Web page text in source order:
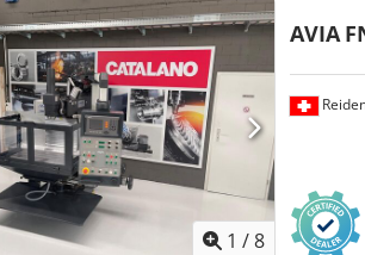
1 /8
AVIA